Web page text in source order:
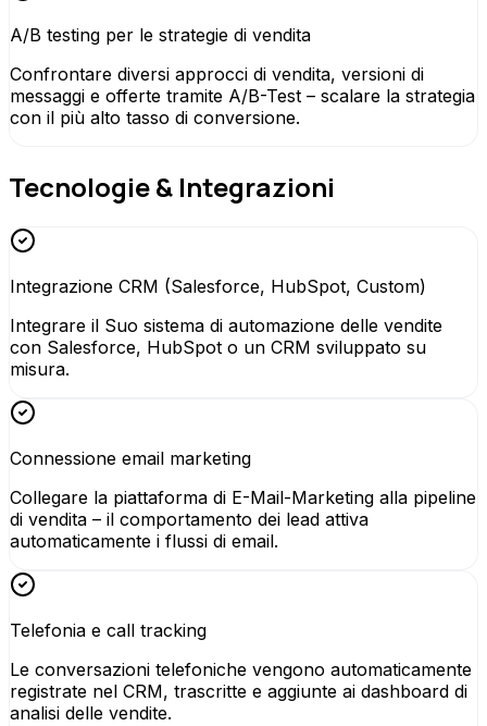
A/B testing per le strategie di vendita
Confrontare diversi approcci di vendita, versioni di
messaggi e offerte tramite A/B-Test – scalare la strategia
con il più alto tasso di conversione.
Tecnologie & Integrazioni
Integrazione CRM (Salesforce, HubSpot, Custom)
Integrare il Suo sistema di automazione delle vendite
con Salesforce, HubSpot o un CRM sviluppato su
misura.
Connessione email marketing
Collegare la piattaforma di E-Mail-Marketing alla pipeline
di vendita – il comportamento dei lead attiva
automaticamente i flussi di email.
Telefonia e call tracking
Le conversazioni telefoniche vengono automaticamente
registrate nel CRM, trascritte e aggiunte ai dashboard di
analisi delle vendite.